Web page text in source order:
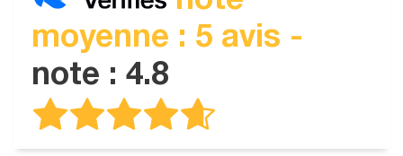
moyenne : 5 avis -
note : 4.8